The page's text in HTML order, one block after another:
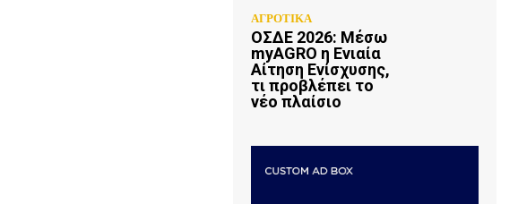
ΑΓΡΟΤΙΚΑ
ΟΣΔΕ 2026: Μέσω
myAGRO η Ενιαία
Αίτηση Ενίσχυσης,
τι προβλέπει το
νέο πλαίσιο